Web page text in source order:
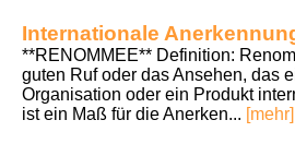
Internationale
**RENOMMEE** Definition:
guten Ruf oder das Ansehen, das
Organisation oder ein Produkt
ist ein Maß für die Anerken... [mehr]